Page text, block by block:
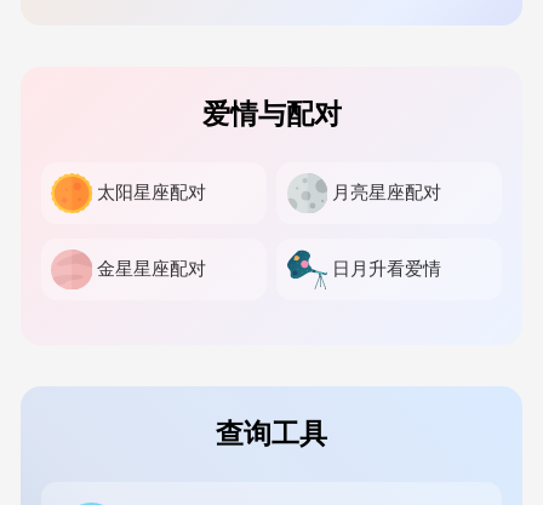
爱情与配对
太阳星座配对 月亮星座配对
金星星座配对 日月升看爱情
查询工具